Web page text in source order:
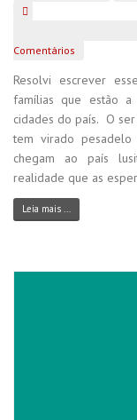
Comentários
Resolvi escrever
famílias que estão
cidades do país. O
tem virado
chegam ao país
realidade que as
Leia mais ...